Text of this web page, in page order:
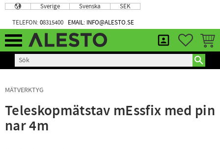
Meny
Sverige Svenska SEK
TELEFON:08315400 EMAIL: INFO@ALESTO.SE
MÄTVERKTYG
Teleskopmätstav mEssfix med pin
nar 4m